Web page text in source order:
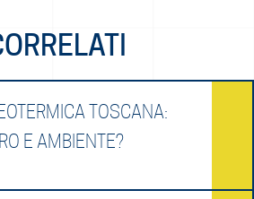
TOSCANA:
E AMBIENTE?